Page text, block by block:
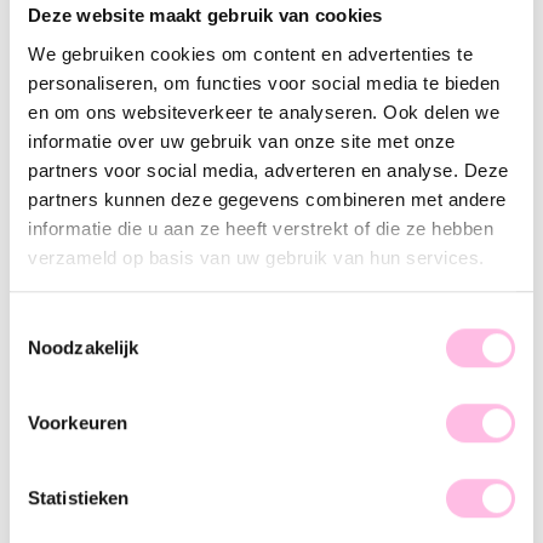
Deze website maakt gebruik van cookies
We gebruiken cookies om content en advertenties te
personaliseren, om functies voor social media te bieden
en om ons websiteverkeer te analyseren. Ook delen we
informatie over uw gebruik van onze site met onze
partners voor social media, adverteren en analyse. Deze
partners kunnen deze gegevens combineren met andere
informatie die u aan ze heeft verstrekt of die ze hebben
verzameld op basis van uw gebruik van hun services.
Noodzakelijk
Voorkeuren
Statistieken
Free shipping on orders over €35
Shipping NL €1.95 / shipping BE €2.95
Premium stainless steel
Description Feature SKU
Hot item! Rhinestones and facets are here to stay and give
are clearly visible and combine them with subtle jewelry so
these eye-catchers really stand out. Let’s go and shop, baby!